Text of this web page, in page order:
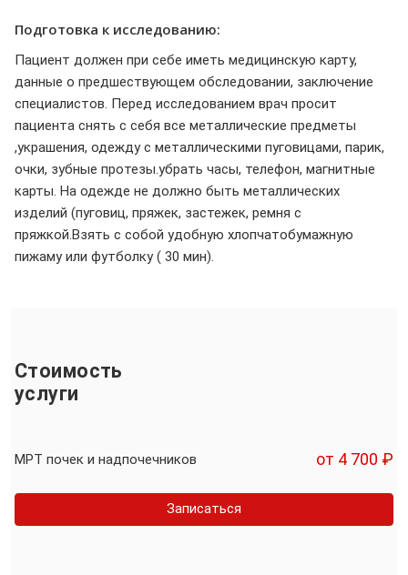
Подготовка к исследованию:
Пациент должен при себе иметь медицинскую карту,
данные о предшествующем обследовании, заключение
специалистов. Перед исследованием врач просит
пациента снять с себя все металлические предметы
,украшения, одежду с металлическими пуговицами, парик,
очки, зубные протезы.убрать часы, телефон, магнитные
карты. На одежде не должно быть металлических
изделий (пуговиц, пряжек, застежек, ремня с
пряжкой.Взять с собой удобную хлопчатобумажную
пижаму или футболку ( 30 мин).
Стоимость
услуги
МРТ почек и надпочечников от 4 700 ₽
Записаться